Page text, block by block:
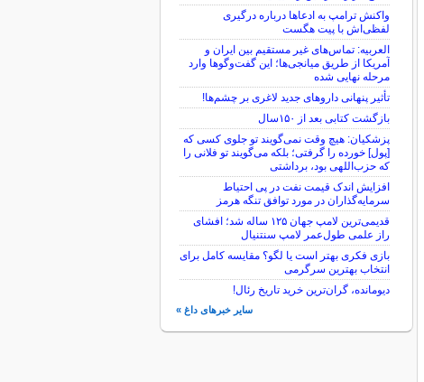
واکنش ترامپ به ادعاها درباره درگیری
لفظی‌اش با پیت هگست
العربیه: تماس‌های غیر مستقیم بین ایران و
آمریکا از طریق میانجی‌ها؛ این گفت‌و‌گو‌ها وارد
مرحله نهایی شده
تأثیر پنهانی داروهای جدید لاغری بر چشم‌ها!
بازگشت کتابی بعد از ۱۵۰سال
پزشکیان: هیچ وقت نمی‌گویند تو جلوی کسی که
[پول] خورده را گرفتی؛ بلکه می‌گویند تو فلانی را
که حزب‌اللهی بود، برداشتی
افزایش اندک قیمت نفت در پی احتیاط
سرمایه‌گذاران در مورد توافق تنگه هرمز
قدیمی‌ترین لامپ جهان ۱۲۵ ساله شد؛ افشای
راز علمی طول‌عمر لامپ سنتنیال
بازی فکری بهتر است یا لگو؟ مقایسه کامل برای
انتخاب بهترین سرگرمی
دیومانده، گران‌ترین خرید تاریخ رئال!
سایر خبرهای داغ »